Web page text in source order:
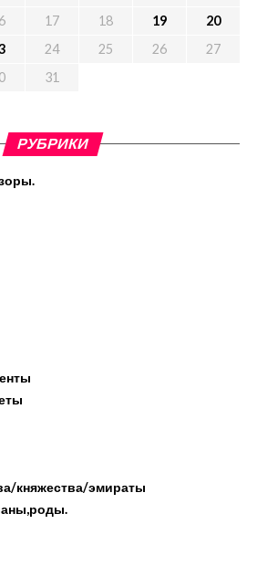
17 18 19
20
24 25 26
27
31
РУБРИКИ
княжества/эмираты